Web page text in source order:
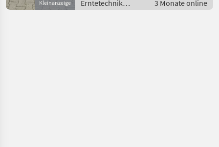
Kleinanzeige
Erntetechnik
Grünland /
3 Monate online